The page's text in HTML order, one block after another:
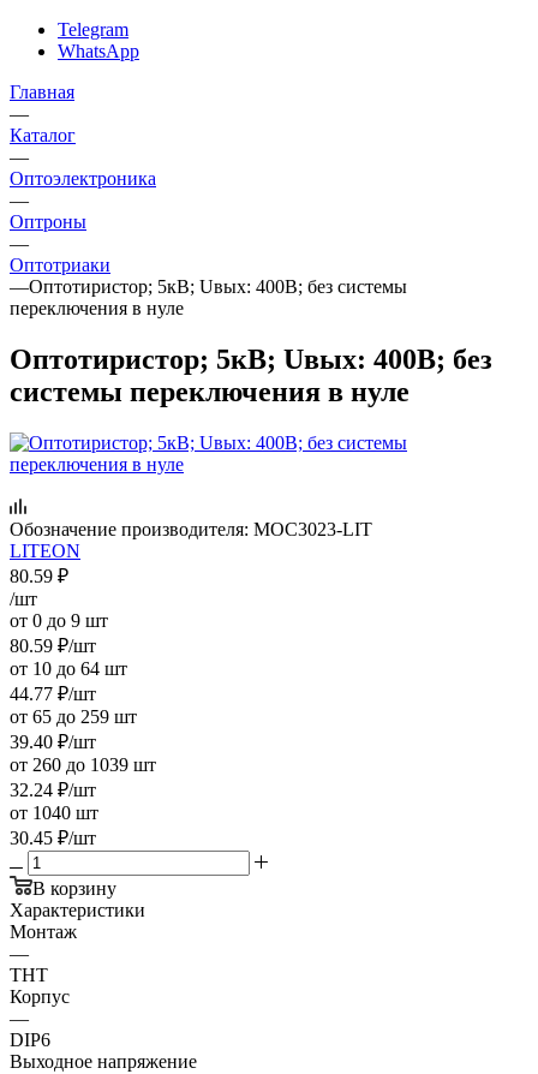
Telegram
WhatsApp
Главная
—
Каталог
—
Oптоэлектроника
—
Оптроны
—
Оптотриаки
—Оптотиристор; 5кВ; Uвых: 400В; без системы
переключения в нуле
Оптотиристор; 5кВ; Uвых: 400В; без
системы переключения в нуле
Обозначение производителя: MOC3023-LIT
LITEON
80.59 ₽
/шт
от 0 до 9 шт
80.59 ₽/шт
от 10 до 64 шт
44.77 ₽/шт
от 65 до 259 шт
39.40 ₽/шт
от 260 до 1039 шт
32.24 ₽/шт
от 1040 шт
30.45 ₽/шт
В корзину
Характеристики
Монтаж
—
THT
Корпус
—
DIP6
Выходное напряжение